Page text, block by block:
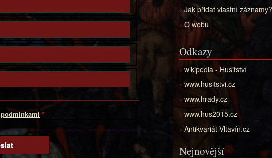
podmínkami
Jak přidat vlastní záznamy?
O webu
Odkazy
wikipedia - Husitství
www.husitstvi.cz
www.hrady.cz
www.hus2015.cz
Antikvariát-Vltavín.cz
Nejnovější